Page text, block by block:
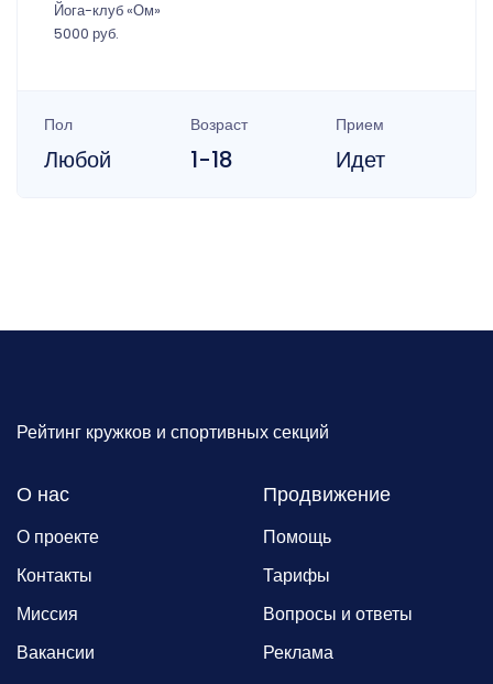
Йога-клуб «Ом»
5000 руб.
Пол
Любой
Возраст
1-18
Прием
Идет
Рейтинг кружков и спортивных секций
О нас
О проекте
Контакты
Миссия
Вакансии
Продвижение
Помощь
Тарифы
Вопросы и ответы
Реклама